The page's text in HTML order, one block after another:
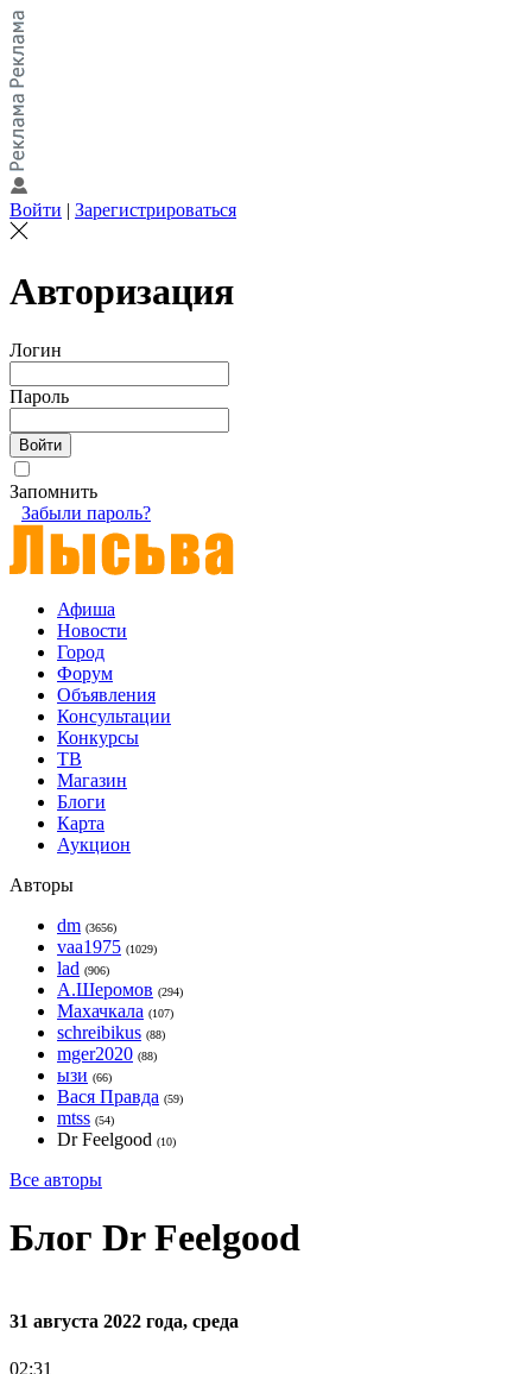
Войти | Зарегистрироваться
Авторизация
Логин
Пароль
Запомнить
Забыли пароль?
Афиша
Новости
Город
Форум
Объявления
Консультации
Конкурсы
ТВ
Магазин
Блоги
Карта
Аукцион
Авторы
dm (3656)
vaa1975 (1029)
lad (906)
А.Шеромов (294)
Махачкала (107)
schreibikus (88)
mger2020 (88)
ызи (66)
Вася Правда (59)
mtss (54)
Dr Feelgood (10)
Все авторы
Блог Dr Feelgood
31 августа 2022 года, среда
02:31